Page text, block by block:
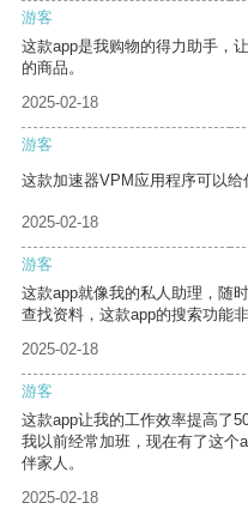
游客
这款app是我购物的得力助手，
的商品。
2025-02-18
游客
这款加速器VPM应用程序可以给
2025-02-18
游客
这款app就像我的私人助理，随
查找资料，这款app的搜索功能
2025-02-18
游客
这款app让我的工作效率提高了
我以前经常加班，现在有了这个
伴家人。
2025-02-18